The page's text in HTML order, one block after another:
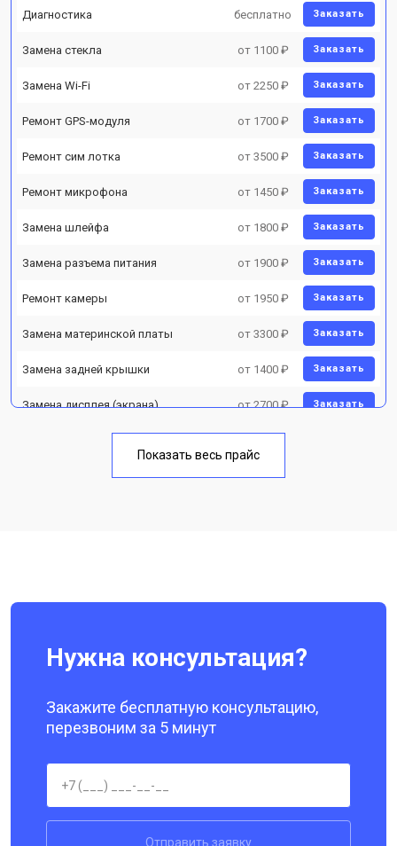
Диагностика бесплатно Заказать
Замена стекла от 1100 ₽ Заказать
Замена Wi-Fi от 2250 ₽ Заказать
Ремонт GPS-модуля от 1700 ₽ Заказать
Ремонт сим лотка от 3500 ₽ Заказать
Ремонт микрофона от 1450 ₽ Заказать
Замена шлейфа от 1800 ₽ Заказать
Замена разъема питания от 1900 ₽ Заказать
Ремонт камеры от 1950 ₽ Заказать
Замена материнской платы от 3300 ₽ Заказать
Замена задней крышки от 1400 ₽ Заказать
Замена дисплея (экрана) от 2700 ₽ Заказать
Замена кнопки включения от 1750 ₽
Показать весь прайс
Нужна консультация?
Закажите бесплатную консультацию,
перезвоним за 5 минут
Отправить заявку